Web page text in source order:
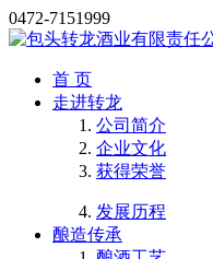
0472-7151999
首 页
走进转龙
公司简介
企业文化
获得荣誉
发展历程
酿造传承